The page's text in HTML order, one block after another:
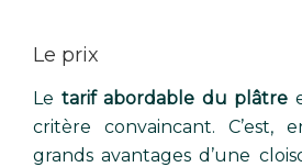
Le prix
Le tarif abordable du plâtre
critère convaincant. C’est,
grands avantages d’une